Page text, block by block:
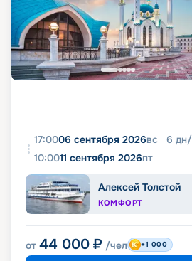
17:0006 сентября 2026вс 6 дн/
10:0011 сентября 2026пт
Алексей Толстой
КОМФОРТ
от 44 000 ₽ /чел +1 000